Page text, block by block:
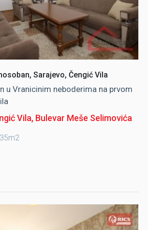
Sarajevo, Čengić Vila
u Vranicinim neboderima na prvom
Vila, Bulevar Meše Selimovića
35m2